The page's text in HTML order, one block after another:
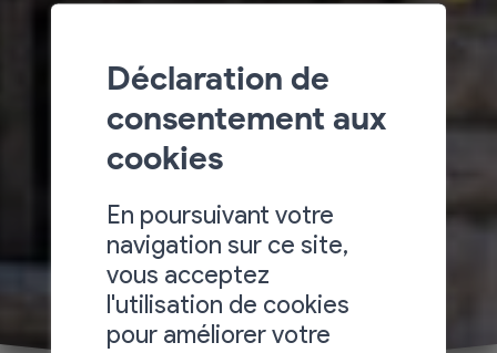
Déclaration de
consentement aux
cookies
En poursuivant votre
navigation sur ce site,
vous acceptez
l'utilisation de cookies
pour améliorer votre